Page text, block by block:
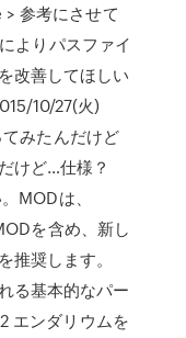
参考にさせて
よりパスファイ
改善してほしい
10/27(火)
みたんだけど
けど…仕様？
MODは、
を含め、新し
推奨します。
る基本的なパー
エンダリウムを